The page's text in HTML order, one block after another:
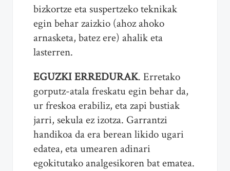
bizkortze eta suspertzeko teknikak
egin behar zaizkio (ahoz ahoko
arnasketa, batez ere) ahalik eta
lasterren.
EGUZKI ERREDURAK. Erretako
gorputz-atala freskatu egin behar da,
ur freskoa erabiliz, eta zapi bustiak
jarri, sekula ez izotza. Garrantzi
handikoa da era berean likido ugari
edatea, eta umearen adinari
egokitutako analgesikoren bat ematea.